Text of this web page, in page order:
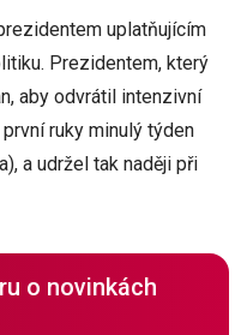
uplatňujícím
Prezidentem, který
aby odvrátil intenzivní
ruky minulý týden
a udržel tak naději při
o novinkách